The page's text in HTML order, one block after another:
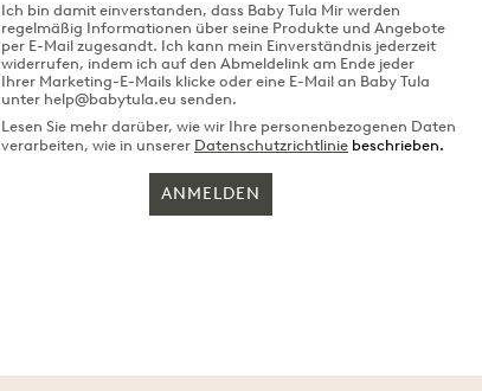
Ich bin damit einverstanden, dass Baby Tula Mir werden
regelmäßig Informationen über seine Produkte und Angebote
per E-Mail zugesandt. Ich kann mein Einverständnis jederzeit
widerrufen, indem ich auf den Abmeldelink am Ende jeder
Ihrer Marketing-E-Mails klicke oder eine E-Mail an Baby Tula
unter help@babytula.eu senden.
Lesen Sie mehr darüber, wie wir Ihre personenbezogenen Daten
verarbeiten, wie in unserer Datenschutzrichtlinie beschrieben.
ANMELDEN